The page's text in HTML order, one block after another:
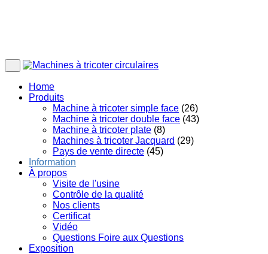
Home
Produits
Machine à tricoter simple face (26)
Machine à tricoter double face (43)
Machine à tricoter plate (8)
Machines à tricoter Jacquard (29)
Pays de vente directe (45)
Information
À propos
Visite de l'usine
Contrôle de la qualité
Nos clients
Certificat
Vidéo
Questions Foire aux Questions
Exposition